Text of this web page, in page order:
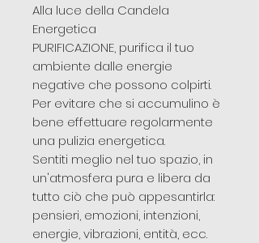
Alla luce della Candela
Energetica
PURIFICAZIONE, purifica il tuo
ambiente dalle energie
negative che possono colpirti.
Per evitare che si accumulino è
bene effettuare regolarmente
una pulizia energetica.
Sentiti meglio nel tuo spazio, in
un'atmosfera pura e libera da
tutto ciò che può appesantirla:
pensieri, emozioni, intenzioni,
energie, vibrazioni, entità, ecc.